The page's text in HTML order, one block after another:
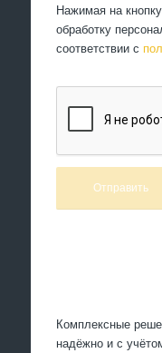
Нажимая на
обработку
соответствии с
Комплексные
надёжно и с